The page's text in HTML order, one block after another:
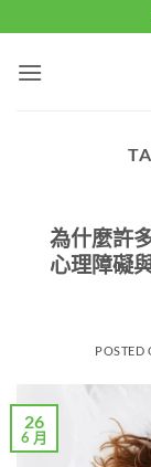
to
content
為什麼許
心理障礙
POSTED
26
6 月